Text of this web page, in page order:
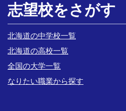
志望校をさがす
北海道の中学校一覧
北海道の高校一覧
全国の大学一覧
なりたい職業から探す